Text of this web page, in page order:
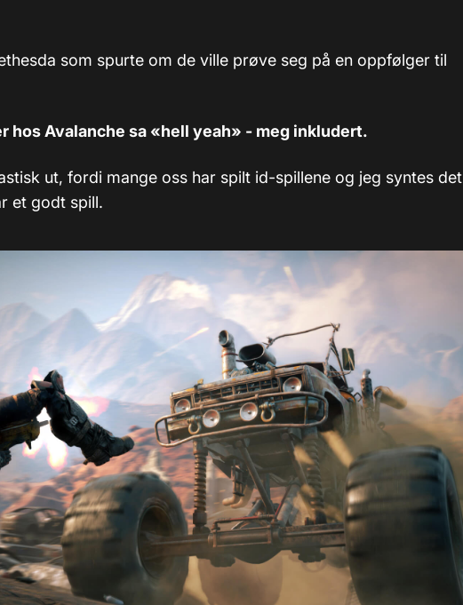
som spurte om de ville prøve seg på en oppfølger til
hos Avalanche sa «hell yeah» - meg inkludert.
ut, fordi mange oss har spilt id-spillene og jeg syntes det
et godt spill.